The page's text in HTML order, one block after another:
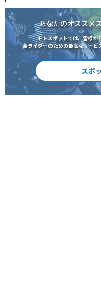
あなたのオススメ
モトスポットでは、皆様か
全ライダーのための最高なサービ
スポ